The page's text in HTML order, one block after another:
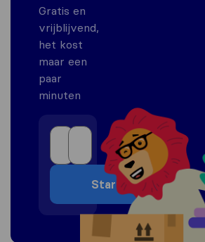
Gratis en
vrijblijvend,
het kost
maar een
paar
minuten
Start